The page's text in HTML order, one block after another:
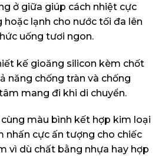
ở giữa giúp cách nhiệt cực
hoặc lạnh cho nước tối đa lên
uống tươi ngon.
kế gioăng silicon kèm chốt
năng chống tràn và chống
mang đi khi di chuyển.
màu bình kết hợp kim loại
nhấn cực ấn tượng cho chiếc
vì dù chất bằng nhựa hay hợp